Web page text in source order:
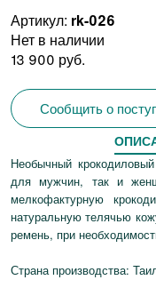
Артикул: rk-026
Нет в наличии
13 900 руб.
Сообщить о
Необычный
для мужчин, так и
мелкофактурную
натуральную телячью
ремень, при
Страна производства: